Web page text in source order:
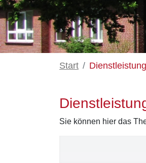
Start
Sie können hier das